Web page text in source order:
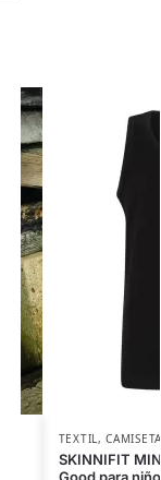
TEXTIL,
SKINNIFIT